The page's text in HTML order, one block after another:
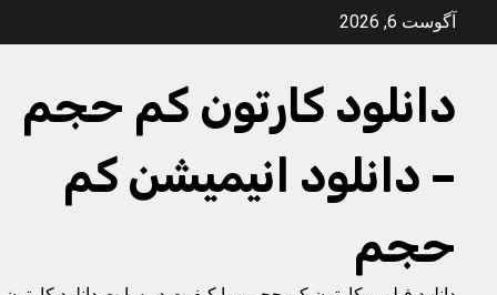
آگوست 6, 2026
دانلود کارتون کم حجم
– دانلود انیمیشن کم
حجم